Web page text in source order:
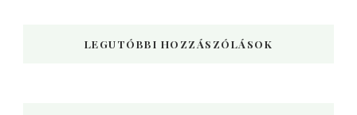
LEGUTÓBBI HOZZÁSZÓLÁSOK